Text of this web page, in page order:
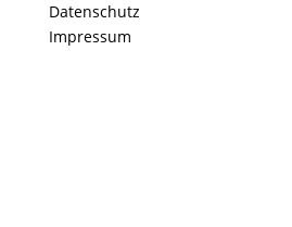
Datenschutz
Impressum